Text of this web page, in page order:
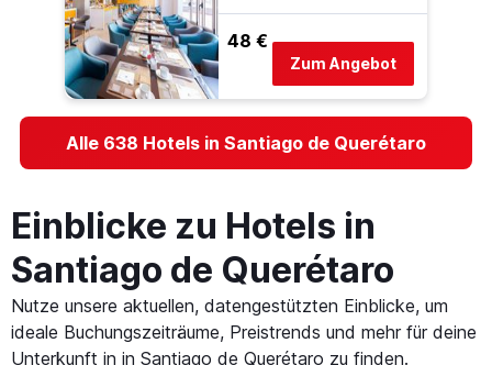
48 €
Zum Angebot
Alle 638 Hotels in Santiago de Querétaro
Einblicke zu Hotels in
Santiago de Querétaro
Nutze unsere aktuellen, datengestützten Einblicke, um
ideale Buchungszeiträume, Preistrends und mehr für deine
Unterkunft in in Santiago de Querétaro zu finden.